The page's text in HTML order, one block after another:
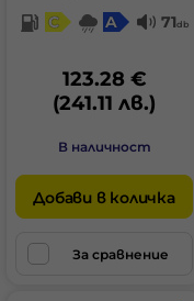
C
A 71db
123.28 €
(241.11 лв.)
В наличност
Добави в количка
За сравнение